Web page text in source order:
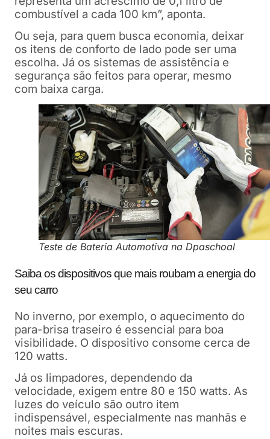
combustível a cada 100 km”, aponta.
Ou seja, para quem busca economia, deixar
os itens de conforto de lado pode ser uma
escolha. Já os sistemas de assistência e
segurança são feitos para operar, mesmo
com baixa carga.
Teste de Bateria Automotiva na Dpaschoal
Saiba os dispositivos que mais roubam a energia do
seu carro
No inverno, por exemplo, o aquecimento do
para-brisa traseiro é essencial para boa
visibilidade. O dispositivo consome cerca de
120 watts.
Já os limpadores, dependendo da
velocidade, exigem entre 80 e 150 watts. As
luzes do veículo são outro item
indispensável, especialmente nas manhãs e
noites mais escuras.